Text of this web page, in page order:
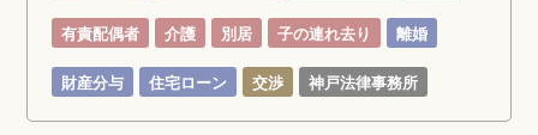
有責配偶者 介護 別居 子の連れ去り 離婚
財産分与 住宅ローン 交渉 神戸法律事務所